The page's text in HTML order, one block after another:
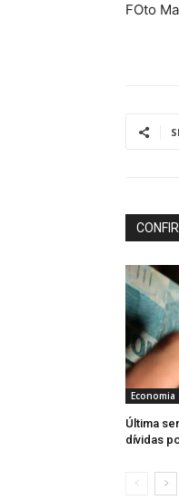
FOto
Economia
Última
dívidas